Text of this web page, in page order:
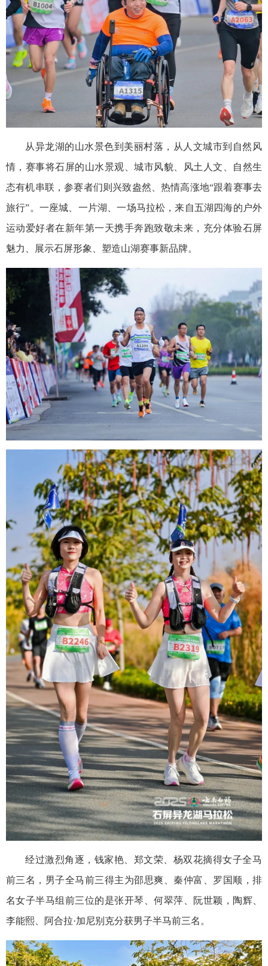
从异龙湖的山水景色到美丽村落，从人文城市到自然风
情，赛事将石屏的山水景观、城市风貌、风土人文、自然生
态有机串联，参赛者们则兴致盎然、热情高涨地“跟着赛事去
旅行”。一座城、一片湖、一场马拉松，来自五湖四海的户外
运动爱好者在新年第一天携手奔跑致敬未来，充分体验石屏
魅力、展示石屏形象、塑造山湖赛事新品牌。
经过激烈角逐，钱家艳、郑文荣、杨双花摘得女子全马
前三名，男子全马前三得主为邵思爽、秦仲富、罗国顺，排
名女子半马组前三位的是张开琴、何翠萍、阮世颖，陶辉、
李能熙、阿合拉·加尼别克分获男子半马前三名。